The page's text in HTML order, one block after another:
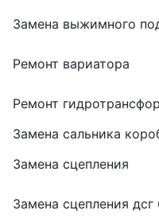
Замена выжимного
Ремонт вариатора
Ремонт
Замена сальника
Замена сцепления
Замена сцепления дсг